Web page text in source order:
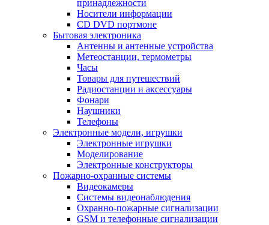
принадлежности
Носители информации
CD DVD портмоне
Бытовая электроника
Антенны и антенные устройства
Метеостанции, термометры
Часы
Товары для путешествий
Радиостанции и аксессуары
Фонари
Наушники
Телефоны
Электронные модели, игрушки
Электронные игрушки
Моделирование
Электронные конструкторы
Пожарно-охранные системы
Видеокамеры
Системы видеонаблюдения
Охранно-пожарные сигнализации
GSM и телефонные сигнализации